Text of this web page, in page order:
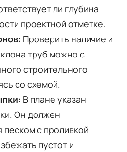
ли глубина
проектной отметке.
Проверить наличие и
труб можно с
строительного
со схемой.
В плане указан
Он должен
песком с проливкой
пустот и